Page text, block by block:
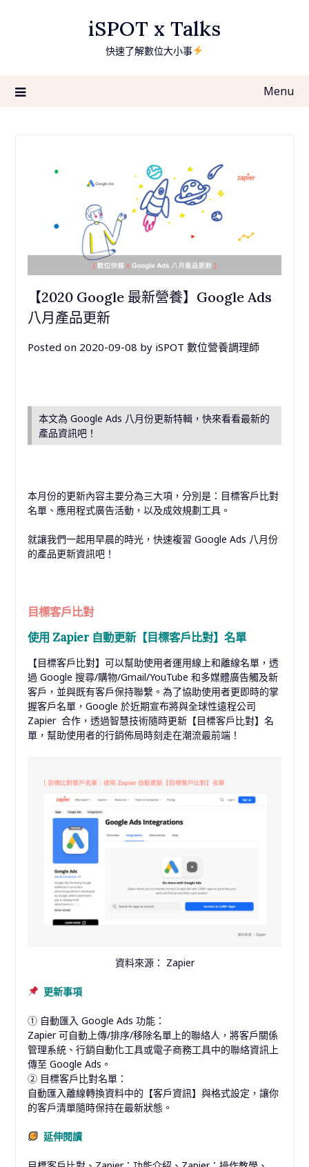
iSPOT x Talks
快速了解數位大小事
Menu
【2020 Google 最新營養】Google Ads
八月產品更新
Posted on 2020-09-08 by iSPOT 數位營養調理師
本文為 Google Ads 八月份更新特輯，快來看看最新的
產品資訊吧！
本月份的更新內容主要分為三大項，分別是：目標客戶比對
名單、應用程式廣告活動，以及成效規劃工具。
就讓我們一起用早晨的時光，快速複習 Google Ads 八月份
的產品更新資訊吧！
目標客戶比對
使用 Zapier 自動更新【目標客戶比對】名單
【目標客戶比對】可以幫助使用者運用線上和離線名單，透
過 Google 搜尋/購物/Gmail/YouTube 和多媒體廣告觸及新
客戶，並與既有客戶保持聯繫。為了協助使用者更即時的掌
握客戶名單，Google 於近期宣布將與全球性遠程公司
Zapier 合作，透過智慧技術隨時更新【目標客戶比對】名
單，幫助使用者的行銷佈局時刻走在潮流最前端！
資料來源： Zapier
更新事項
① 自動匯入 Google Ads 功能：
Zapier 可自動上傳/排序/移除名單上的聯絡人，將客戶關係
管理系統、行銷自動化工具或電子商務工具中的聯絡資訊上
傳至 Google Ads。
② 目標客戶比對名單：
自動匯入離線轉換資料中的【客戶資訊】與格式設定，讓你
的客戶清單隨時保持在最新狀態。
延伸閱讀